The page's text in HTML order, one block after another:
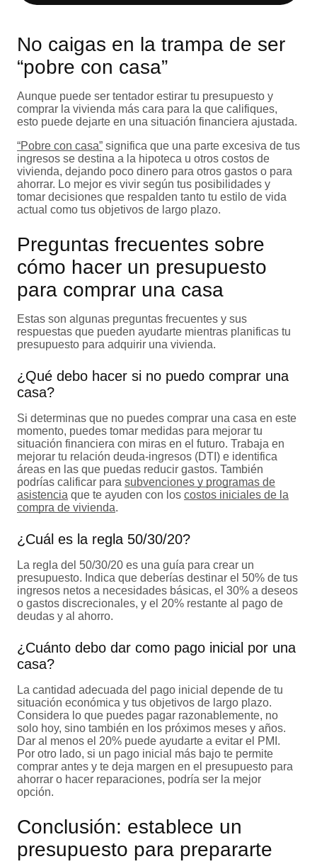
No caigas en la trampa de ser
“pobre con casa”
Aunque puede ser tentador estirar tu presupuesto y
comprar la vivienda más cara para la que califiques,
esto puede dejarte en una situación financiera ajustada.
“Pobre con casa” significa que una parte excesiva de tus
ingresos se destina a la hipoteca u otros costos de
vivienda, dejando poco dinero para otros gastos o para
ahorrar. Lo mejor es vivir según tus posibilidades y
tomar decisiones que respalden tanto tu estilo de vida
actual como tus objetivos de largo plazo.
Preguntas frecuentes sobre
cómo hacer un presupuesto
para comprar una casa
Estas son algunas preguntas frecuentes y sus
respuestas que pueden ayudarte mientras planificas tu
presupuesto para adquirir una vivienda.
¿Qué debo hacer si no puedo comprar una
casa?
Si determinas que no puedes comprar una casa en este
momento, puedes tomar medidas para mejorar tu
situación financiera con miras en el futuro. Trabaja en
mejorar tu relación deuda-ingresos (DTI) e identifica
áreas en las que puedas reducir gastos. También
podrías calificar para subvenciones y programas de
asistencia que te ayuden con los costos iniciales de la
compra de vivienda.
¿Cuál es la regla 50/30/20?
La regla del 50/30/20 es una guía para crear un
presupuesto. Indica que deberías destinar el 50% de tus
ingresos netos a necesidades básicas, el 30% a deseos
o gastos discrecionales, y el 20% restante al pago de
deudas y al ahorro.
¿Cuánto debo dar como pago inicial por una
casa?
La cantidad adecuada del pago inicial depende de tu
situación económica y tus objetivos de largo plazo.
Considera lo que puedes pagar razonablemente, no
solo hoy, sino también en los próximos meses y años.
Dar al menos el 20% puede ayudarte a evitar el PMI.
Por otro lado, si un pago inicial más bajo te permite
comprar antes y te deja margen en el presupuesto para
ahorrar o hacer reparaciones, podría ser la mejor
opción.
Conclusión: establece un
presupuesto para prepararte